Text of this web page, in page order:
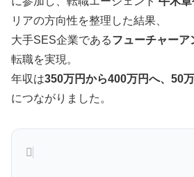
リアの方向性を整理した結果、
大手SES企業であるフューチャーア
転職を実現。
年収は350万円から400万円へ、50
につながりました。